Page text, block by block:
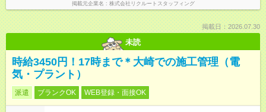
掲載元企業名 株式会社リクルートスタッフィング
掲載日：2026.07.30
未読
時給3450円！17時まで＊大崎での施工管理（電
気・プラント）
派遣 ブランクOK WEB登録・面接OK